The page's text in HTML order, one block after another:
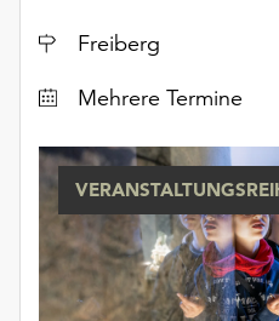
Ort
Freiberg
DatumMehrere Termine